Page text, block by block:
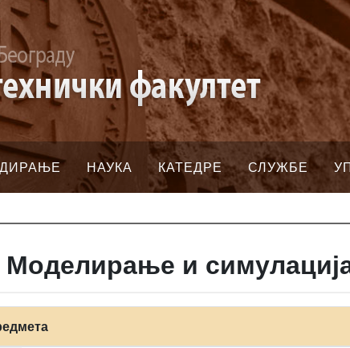
НАУКА КАТЕДРЕ СЛУЖБЕ
и